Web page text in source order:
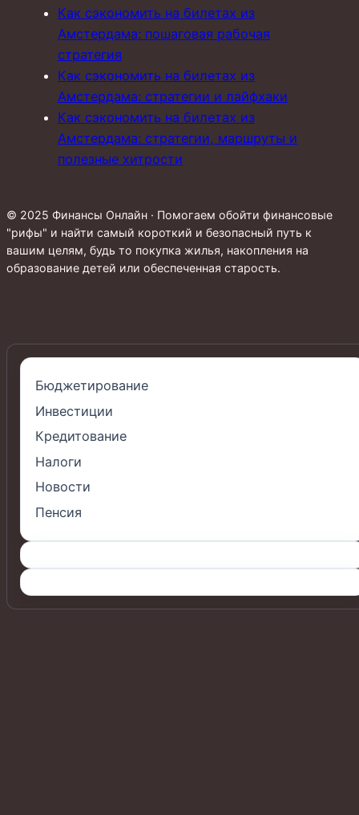
Как сэкономить на билетах из
Амстердама: пошаговая рабочая
стратегия
Как сэкономить на билетах из
Амстердама: стратегии и лайфхаки
Как сэкономить на билетах из
Амстердама: стратегии, маршруты и
полезные хитрости
© 2025 Финансы Онлайн · Помогаем обойти финансовые
"рифы" и найти самый короткий и безопасный путь к
вашим целям, будь то покупка жилья, накопления на
образование детей или обеспеченная старость.
Бюджетирование
Инвестиции
Кредитование
Налоги
Новости
Пенсия